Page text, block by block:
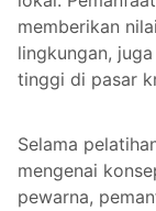
memberikan
lingkungan,
tinggi di pasar
Selama
mengenai
pewarna,